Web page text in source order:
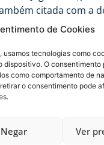
de Cookies
usamos tecnologias como
O consentimento
como comportamento de
o consentimento pode
Negar Ver
citada com a
conquista dos
que está
rei de Portugal a
à sesmaria da
a sesmaria da
adquiridos pelo
Lopes da
seus descendentes
herdeiros, os